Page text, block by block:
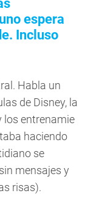
espera
Incluso
Habla un
de Disney, la
los entrenamie
haciendo
se
mensajes y
risas).